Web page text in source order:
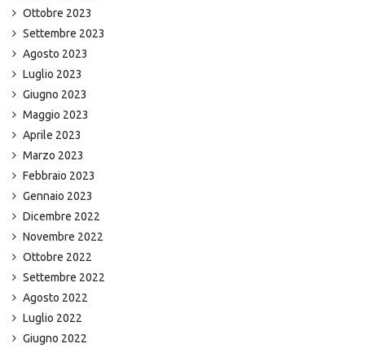
Ottobre 2023
Settembre 2023
Agosto 2023
Luglio 2023
Giugno 2023
Maggio 2023
Aprile 2023
Marzo 2023
Febbraio 2023
Gennaio 2023
Dicembre 2022
Novembre 2022
Ottobre 2022
Settembre 2022
Agosto 2022
Luglio 2022
Giugno 2022